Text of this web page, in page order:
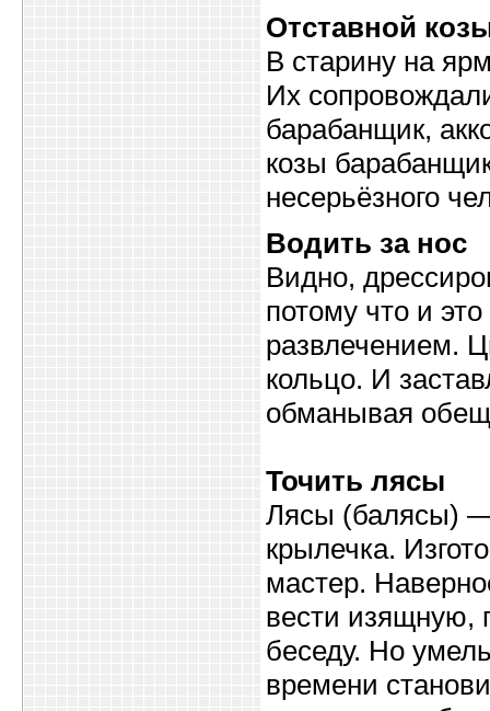
Отставной
В старину на
Их
барабанщик,
козы
несерьёзного
Водить за нос
Видно,
потому что и
развлечением.
кольцо. И
обманывая
Точить лясы
Лясы (балясы) —
крылечка.
мастер.
вести изящную,
беседу. Но
времени